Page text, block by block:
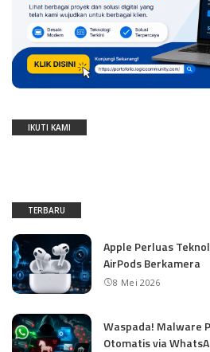
IKUTI KAMI
TERBARU
Apple Perluas
AirPods Berkamera
8 Mei 2026
Waspada! Malware
Otomatis via